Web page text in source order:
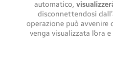
automatico,
disconnettendosi
operazione può avvenire
venga visualizzata l’ora e